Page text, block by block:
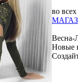
во всех
Весна-
Новые